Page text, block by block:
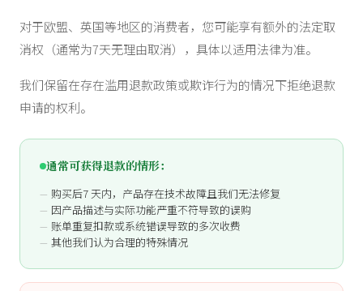
对于欧盟、英国等地区的消费者，您可能享有额外的法定取
消权（通常为7天无理由取消），具体以适用法律为准。
我们保留在存在滥用退款政策或欺诈行为的情况下拒绝退款
申请的权利。
通常可获得退款的情形：
购买后7 天内，产品存在技术故障且我们无法修复
因产品描述与实际功能严重不符导致的误购
账单重复扣款或系统错误导致的多次收费
其他我们认为合理的特殊情况